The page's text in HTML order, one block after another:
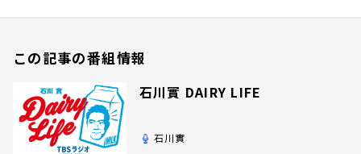
この記事の番組情報
石川實 DAIRY LIFE
石川實